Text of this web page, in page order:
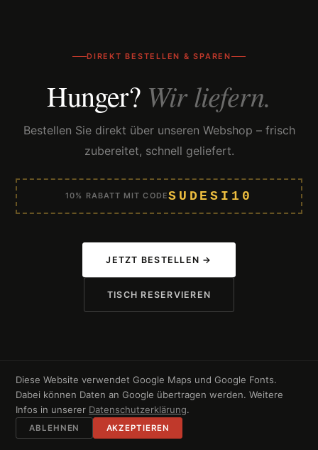
DIREKT BESTELLEN & SPAREN
Hunger? Wir liefern.
Bestellen Sie direkt über unseren Webshop – frisch
zubereitet, schnell geliefert.
10% RABATT MIT CODESUDESI10
JETZT BESTELLEN →
TISCH RESERVIEREN
Diese Website verwendet Google Maps und Google Fonts.
Dabei können Daten an Google übertragen werden. Weitere
Infos in unserer Datenschutzerklärung.
ABLEHNEN AKZEPTIEREN
💬 WHATSAPP 🍽 BESTELLEN